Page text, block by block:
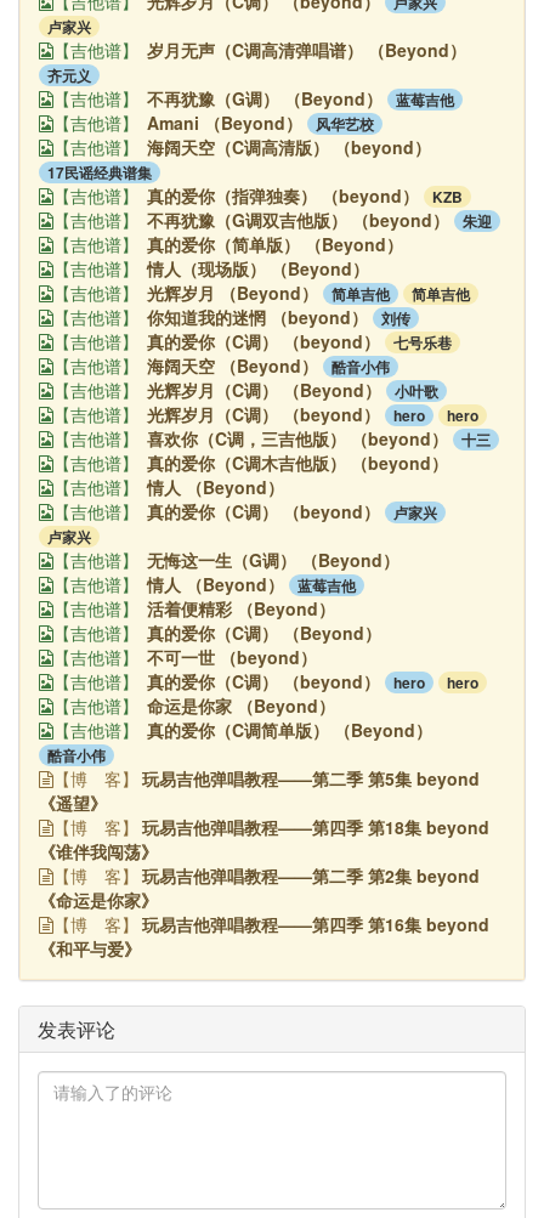
卢家兴
【吉他谱】 岁月无声（C调高清弹唱谱） （Beyond）
齐元义
【吉他谱】 不再犹豫（G调） （Beyond） 蓝莓吉他
【吉他谱】 Amani （Beyond） 风华艺校
【吉他谱】 海阔天空（C调高清版） （beyond）
17民谣经典谱集
【吉他谱】 真的爱你（指弹独奏） （beyond） KZB
【吉他谱】 不再犹豫（G调双吉他版） （beyond） 朱迎
【吉他谱】 真的爱你（简单版） （Beyond）
【吉他谱】 情人（现场版） （Beyond）
【吉他谱】 光辉岁月 （Beyond） 简单吉他 简单吉他
【吉他谱】 你知道我的迷惘 （beyond） 刘传
【吉他谱】 真的爱你（C调） （beyond） 七号乐巷
【吉他谱】 海阔天空 （Beyond） 酷音小伟
【吉他谱】 光辉岁月（C调） （Beyond） 小叶歌
【吉他谱】 光辉岁月（C调） （beyond） hero hero
【吉他谱】 喜欢你（C调，三吉他版） （beyond） 十三
【吉他谱】 真的爱你（C调木吉他版） （beyond）
【吉他谱】 情人 （Beyond）
【吉他谱】 真的爱你（C调） （beyond）
卢家兴
卢家兴
【吉他谱】 无悔这一生（G调） （Beyond）
【吉他谱】 情人 （Beyond） 蓝莓吉他
【吉他谱】 活着便精彩 （Beyond）
【吉他谱】 真的爱你（C调） （Beyond）
【吉他谱】 不可一世 （beyond）
【吉他谱】 真的爱你（C调） （beyond） hero hero
【吉他谱】 命运是你家 （Beyond）
【吉他谱】 真的爱你（C调简单版） （Beyond）
酷音小伟
【博 客】
玩易吉他弹唱教程——第二季 第5集 beyond
《遥望》
【博 客】
玩易吉他弹唱教程——第四季 第18集 beyond
《谁伴我闯荡》
【博 客】
玩易吉他弹唱教程——第二季 第2集 beyond
《命运是你家》
【博 客】
玩易吉他弹唱教程——第四季 第16集 beyond
《和平与爱》
发表评论